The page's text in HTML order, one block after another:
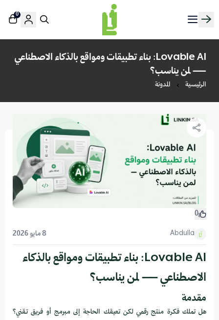
منصة لينك إن | Linkin.sa
0
Lovable AI: بناء تطبيقات ومواقع بالذكاء الاصطناعي
— لمن يناسب؟
الرئيسية المدونة
0
Abdulla 8 مايو 2026
Lovable AI: بناء تطبيقات ومواقع بالذكاء
الاصطناعي — لمن يناسب؟
مقدمة
هل تملك فكرة منتج رقمي لكن تعيقك الحاجة إلى مبرمج أو فريق تقني؟